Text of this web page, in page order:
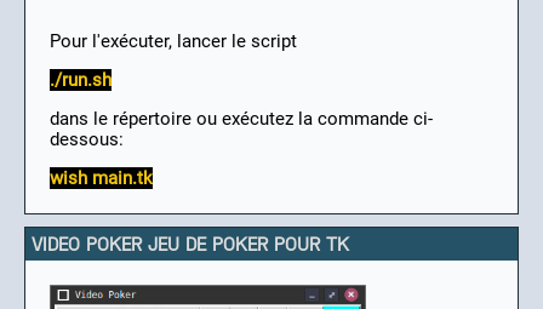
Pour l'exécuter, lancer le script
./run.sh
dans le répertoire ou exécutez la commande ci-
dessous:
wish main.tk
VIDEO POKER JEU DE POKER POUR TK